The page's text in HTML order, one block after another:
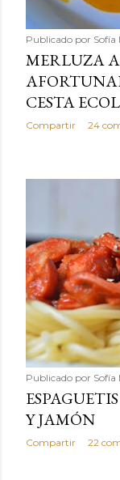
Publicado por Sofía
MERLUZA
CESTA
Compartir 24
Publicado por Sofía
Y JAMÓN
Compartir 22